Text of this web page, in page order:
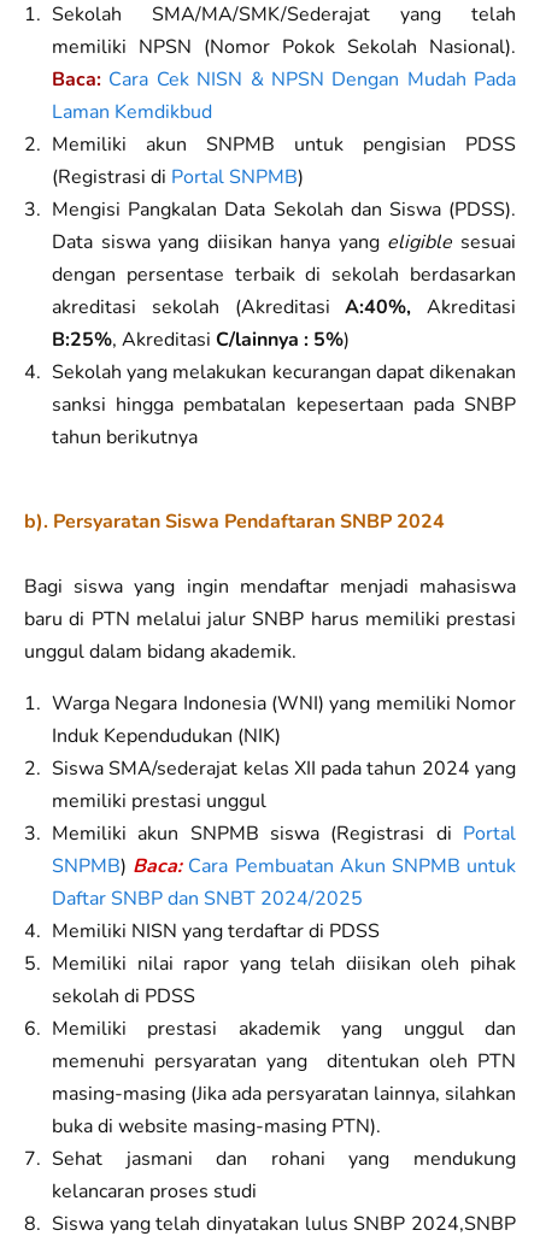
Sekolah SMA/MA/SMK/Sederajat yang telah
memiliki NPSN (Nomor Pokok Sekolah Nasional).
Baca: Cara Cek NISN & NPSN Dengan Mudah Pada
Laman Kemdikbud
Memiliki akun SNPMB untuk pengisian PDSS
(Registrasi di Portal SNPMB)
Mengisi Pangkalan Data Sekolah dan Siswa (PDSS).
Data siswa yang diisikan hanya yang eligible sesuai
dengan persentase terbaik di sekolah berdasarkan
akreditasi sekolah (AkreditasiA:40%, Akreditasi
B:25%, Akreditasi C/lainnya : 5%)
Sekolah yang melakukan kecurangan dapat dikenakan
sanksi hingga pembatalan kepesertaan pada SNBP
tahun berikutnya
b). Persyaratan Siswa Pendaftaran SNBP 2024
Bagi siswa yang ingin mendaftar menjadi mahasiswa
baru di PTN melalui jalur SNBP harus memiliki prestasi
unggul dalam bidang akademik.
Warga Negara Indonesia (WNI) yang memiliki Nomor
Induk Kependudukan (NIK)
Siswa SMA/sederajat kelas XII pada tahun 2024 yang
memiliki prestasi unggul
Memiliki akun SNPMB siswa (Registrasi di Portal
SNPMB) Baca: Cara Pembuatan Akun SNPMB untuk
Daftar SNBP dan SNBT 2024/2025
Memiliki NISN yang terdaftar di PDSS
Memiliki nilai rapor yang telah diisikan oleh pihak
sekolah di PDSS
Memiliki prestasi akademik yang unggul dan
memenuhi persyaratan yang ditentukan oleh PTN
masing-masing (Jika ada persyaratan lainnya, silahkan
buka di website masing-masing PTN).
Sehat jasmani dan rohani yang mendukung
kelancaran proses studi
Siswa yang telah dinyatakan lulus SNBP 2024,SNBP